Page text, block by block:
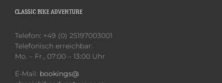
CLASSIC BIKE ADVENTURE
Telefon: +49 (0) 25197003001
Telefonisch erreichbar:
Mo. – Fr., 07:00 – 13:00 Uhr
E-Mail: bookings@